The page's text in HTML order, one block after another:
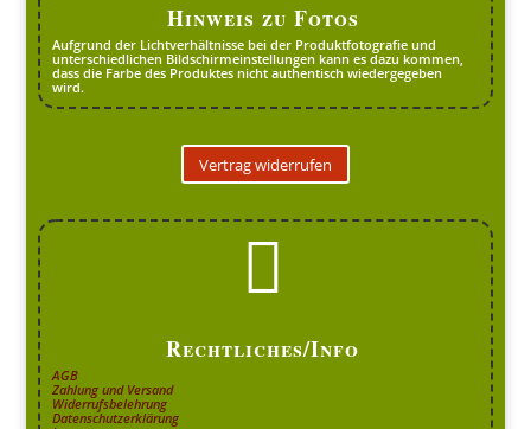
Hinweis zu Fotos
Aufgrund der Lichtverhältnisse bei der Produktfotografie und
unterschiedlichen Bildschirmeinstellungen kann es dazu kommen,
dass die Farbe des Produktes nicht authentisch wiedergegeben
wird.
Vertrag widerrufen

Rechtliches/Info
AGB
Zahlung und Versand
Widerrufsbelehrung
Datenschutzerklärung